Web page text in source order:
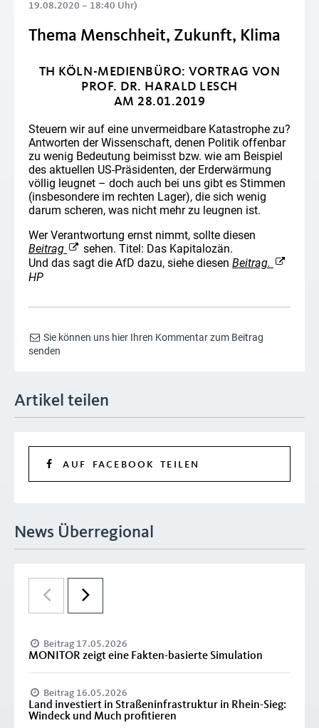
19.08.2020 – 18:40 Uhr)
Thema Menschheit, Zukunft, Klima
TH KÖLN-MEDIENBÜRO: VORTRAG VON
PROF. DR. HARALD LESCH
AM 28.01.2019
Steuern wir auf eine unvermeidbare Katastrophe zu?
Antworten der Wissenschaft, denen Politik offenbar
zu wenig Bedeutung beimisst bzw. wie am Beispiel
des aktuellen US-Präsidenten, der Erderwärmung
völlig leugnet – doch auch bei uns gibt es Stimmen
(insbesondere im rechten Lager), die sich wenig
darum scheren, was nicht mehr zu leugnen ist.
Wer Verantwortung ernst nimmt, sollte diesen
Beitrag
sehen. Titel: Das Kapitalozän.
Und das sagt die AfD dazu, siehe diesen Beitrag.
HP
Sie können uns hier Ihren Kommentar zum Beitrag
senden
Artikel teilen
AUF FACEBOOK TEILEN
News Überregional
Beitrag 17.05.2026
MONITOR zeigt eine Fakten-basierte Simulation
Beitrag 16.05.2026
Land investiert in Straßeninfrastruktur in Rhein-Sieg:
Windeck und Much profitieren